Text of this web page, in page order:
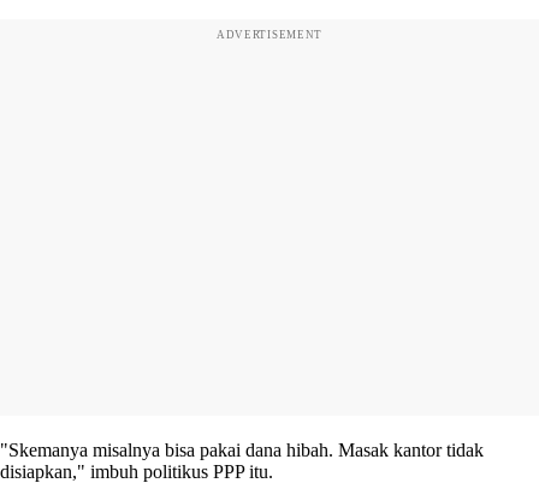
ADVERTISEMENT
"Skemanya misalnya bisa pakai dana hibah. Masak kantor tidak
disiapkan," imbuh politikus PPP itu.